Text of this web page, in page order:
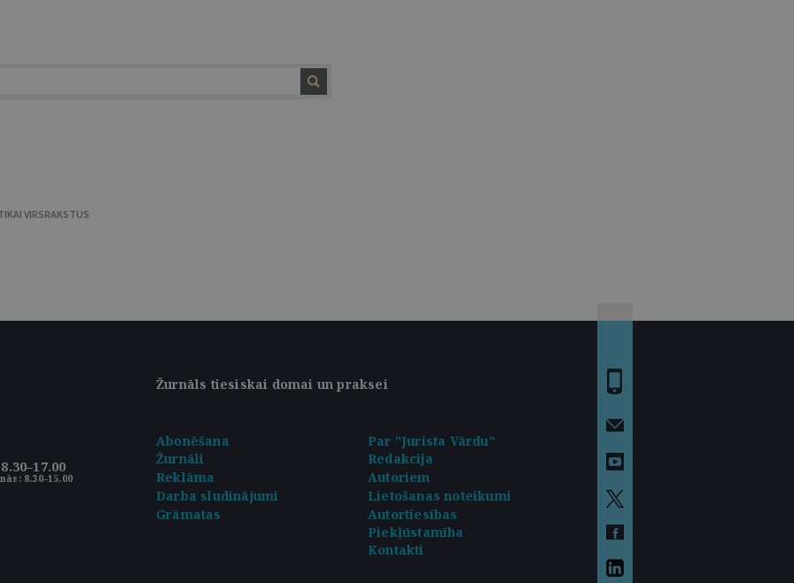
VIRSRAKSTUS
Žurnāls tiesiskai domai un praksei
8.30–15.00
Abonēšana
Par "Jurista Vārdu"
Žurnāli
Redakcija
Reklāma
Autoriem
Darba sludinājumi
Lietošanas noteikumi
Grāmatas
Autortiesības
Piekļūstamība
Kontakti